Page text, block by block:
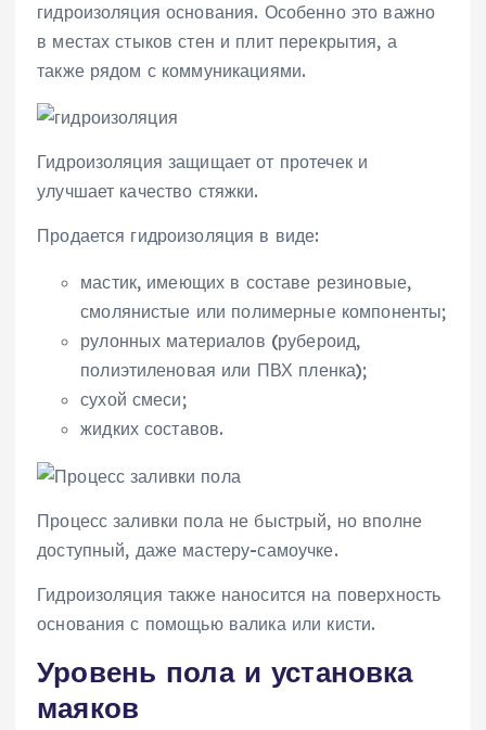
гидроизоляция основания. Особенно это важно
в местах стыков стен и плит перекрытия, а
также рядом с коммуникациями.
Гидроизоляция защищает от протечек и
улучшает качество стяжки.
Продается гидроизоляция в виде:
мастик, имеющих в составе резиновые,
смолянистые или полимерные компоненты;
рулонных материалов (рубероид,
полиэтиленовая или ПВХ пленка);
сухой смеси;
жидких составов.
Процесс заливки пола не быстрый, но вполне
доступный, даже мастеру-самоучке.
Гидроизоляция также наносится на поверхность
основания с помощью валика или кисти.
Уровень пола и установка
маяков